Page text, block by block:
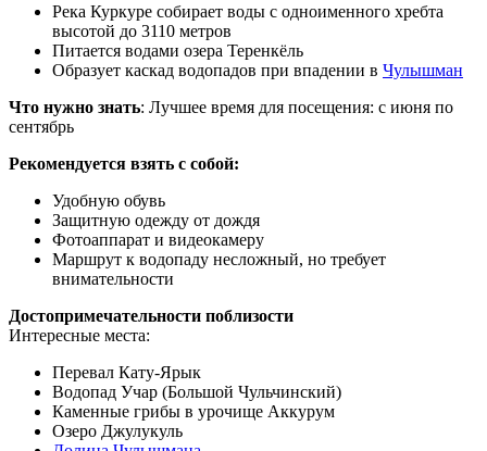
Река Куркуре собирает воды с одноименного хребта
высотой до 3110 метров
Питается водами озера Теренкёль
Образует каскад водопадов при впадении в Чулышман
Что нужно знать: Лучшее время для посещения: с июня по
сентябрь
Рекомендуется взять с собой:
Удобную обувь
Защитную одежду от дождя
Фотоаппарат и видеокамеру
Маршрут к водопаду несложный, но требует
внимательности
Достопримечательности поблизости
Интересные места:
Перевал Кату-Ярык
Водопад Учар (Большой Чульчинский)
Каменные грибы в урочище Аккурум
Озеро Джулукуль